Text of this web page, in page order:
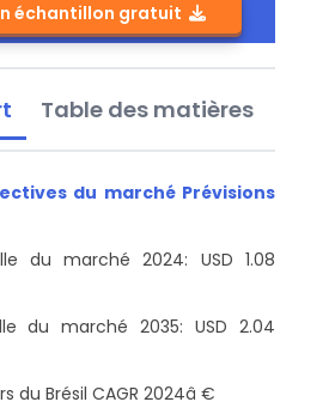
échantillon gratuit
Table des matières
du marché Prévisions
du marché 2024: USD 1.08
du marché 2035: USD 2.04
du Brésil CAGR 2024â €